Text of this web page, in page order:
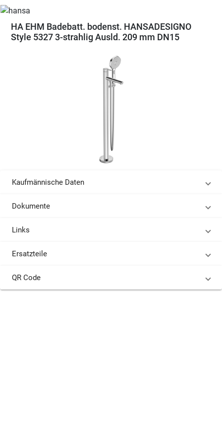
HA EHM Badebatt. bodenst. HANSADESIGNO
Style 5327 3-strahlig Ausld. 209 mm DN15
Kaufmännische Daten
Dokumente
Links
Ersatzteile
QR Code